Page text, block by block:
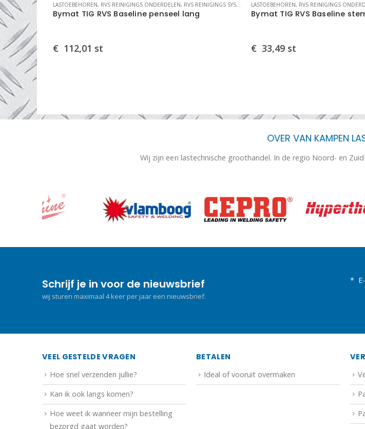
SYSTEMEN
kabel
LASTOEBEHOREN, RVS REINIGINGS ONDERDELEN, RVS REINIGINGS SYSTEMEN
Bymat TIG RVS Baseline penseel lang
€ 112,01 st
LASTOEBEHOREN, RVS REINIGINGS
Bymat TIG RVS Baseline
€ 33,49 st
OVER VAN KAMPEN
Wij zijn een lastechnische groothandel. In de regio Noord- en
Schrijf je in voor de nieuwsbrief
wij sturen maximaal 4 keer per jaar een nieuwsbrief.
*
VEEL GESTELDE VRAGEN
Hoe snel verzenden jullie?
Kan ik ook langs komen?
Hoe weet ik wanneer mijn bestelling
bezorgd gaat worden?
BETALEN
Ideal of vooruit overmaken